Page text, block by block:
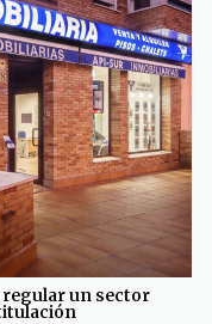
regular un sector